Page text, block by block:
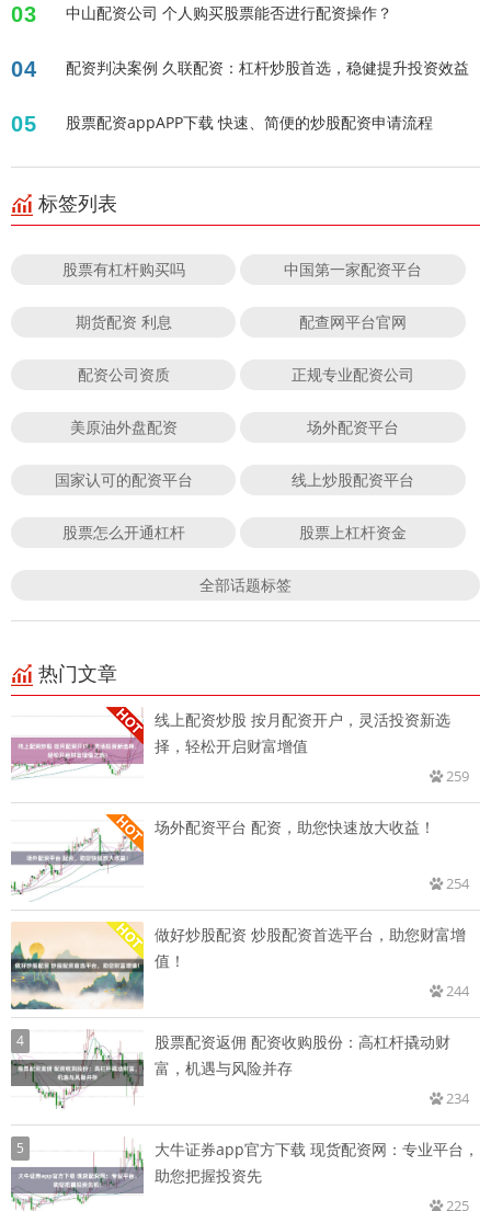
03 中山配资公司 个人购买股票能否进行配资操作？
04 配资判决案例 久联配资：杠杆炒股首选，稳健提升投资效益
05 股票配资appAPP下载 快速、简便的炒股配资申请流程
标签列表
股票有杠杆购买吗 中国第一家配资平台
期货配资 利息 配查网平台官网
配资公司资质 正规专业配资公司
美原油外盘配资 场外配资平台
国家认可的配资平台 线上炒股配资平台
股票怎么开通杠杆 股票上杠杆资金
全部话题标签
热门文章
线上配资炒股 按月配资开户，灵活投资新选
择，轻松开启财富增值
259
场外配资平台 配资，助您快速放大收益！
254
做好炒股配资 炒股配资首选平台，助您财富增
值！
244
4
股票配资返佣 配资收购股份：高杠杆撬动财
富，机遇与风险并存
234
5
大牛证券app官方下载 现货配资网：专业平台，
助您把握投资先
225